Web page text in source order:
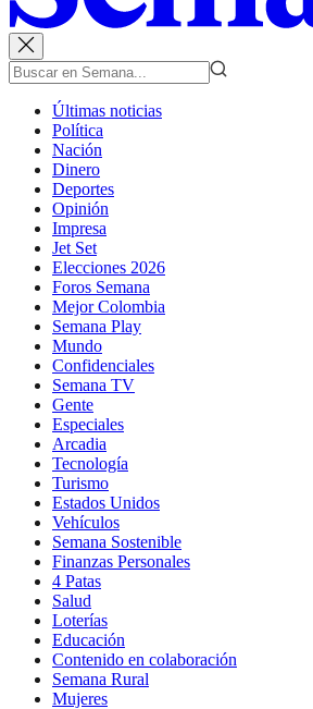
Últimas noticias
Política
Nación
Dinero
Deportes
Opinión
Impresa
Jet Set
Elecciones 2026
Foros Semana
Mejor Colombia
Semana Play
Mundo
Confidenciales
Semana TV
Gente
Especiales
Arcadia
Tecnología
Turismo
Estados Unidos
Vehículos
Semana Sostenible
Finanzas Personales
4 Patas
Salud
Loterías
Educación
Contenido en colaboración
Semana Rural
Mujeres